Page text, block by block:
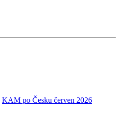
KAM po Česku červen 2026